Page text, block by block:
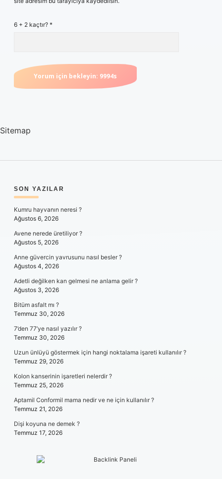
6 + 2 kaçtır? *
Sitemap
SIDEBAR
SON YAZILAR
Kumru hayvanın neresi ?
Ağustos 6, 2026
Avene nerede üretiliyor ?
Ağustos 5, 2026
Anne güvercin yavrusunu nasıl besler ?
Ağustos 4, 2026
Adetli değilken kan gelmesi ne anlama gelir ?
Ağustos 3, 2026
Bitüm asfalt mı ?
Temmuz 30, 2026
7’den 77’ye nasıl yazılır ?
Temmuz 30, 2026
Uzun ünlüyü göstermek için hangi noktalama işareti kullanılır ?
Temmuz 29, 2026
Kolon kanserinin işaretleri nelerdir ?
Temmuz 25, 2026
Aptamil Conformil mama nedir ve ne için kullanılır ?
Temmuz 21, 2026
Dişi koyuna ne demek ?
Temmuz 17, 2026